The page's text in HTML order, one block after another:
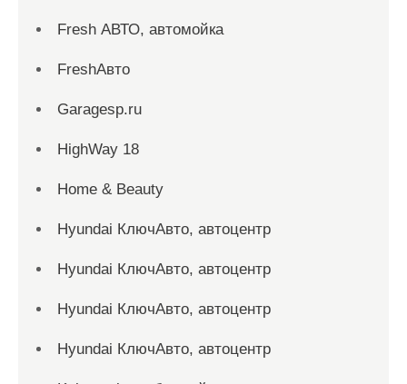
Fresh АВТО, автомойка
FreshАвто
Garagesp.ru
HighWay 18
Home & Beauty
Hyundai КлючАвто, автоцентр
Hyundai КлючАвто, автоцентр
Hyundai КлючАвто, автоцентр
Hyundai КлючАвто, автоцентр